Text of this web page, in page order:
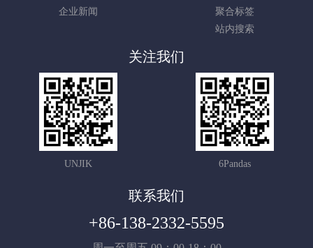
企业新闻
聚合标签
站内搜索
关注我们
UNJIK 6Pandas
联系我们
+86-138-2332-5595